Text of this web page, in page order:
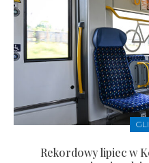
Rekordowy lipiec w